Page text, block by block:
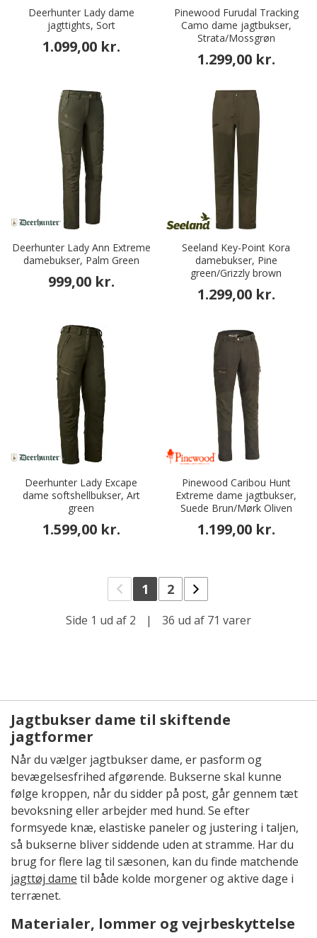
Deerhunter Lady dame
jagttights, Sort
1.099,00 kr.
Pinewood Furudal Tracking
Camo dame jagtbukser,
Strata/Mossgrøn
1.299,00 kr.
Deerhunter Lady Ann Extreme
damebukser, Palm Green
999,00 kr.
Seeland Key-Point Kora
damebukser, Pine
green/Grizzly brown
1.299,00 kr.
Deerhunter Lady Excape
dame softshellbukser, Art
green
1.599,00 kr.
Pinewood Caribou Hunt
Extreme dame jagtbukser,
Suede Brun/Mørk Oliven
1.199,00 kr.
1 2
Side 1 ud af 2 | 36 ud af 71 varer
Jagtbukser dame til skiftende
jagtformer
Når du vælger jagtbukser dame, er pasform og
bevægelsesfrihed afgørende. Bukserne skal kunne
følge kroppen, når du sidder på post, går gennem tæt
bevoksning eller arbejder med hund. Se efter
formsyede knæ, elastiske paneler og justering i taljen,
så bukserne bliver siddende uden at stramme. Har du
brug for flere lag til sæsonen, kan du finde matchende
jagttøj dame til både kolde morgener og aktive dage i
terrænet.
Materialer, lommer og vejrbeskyttelse